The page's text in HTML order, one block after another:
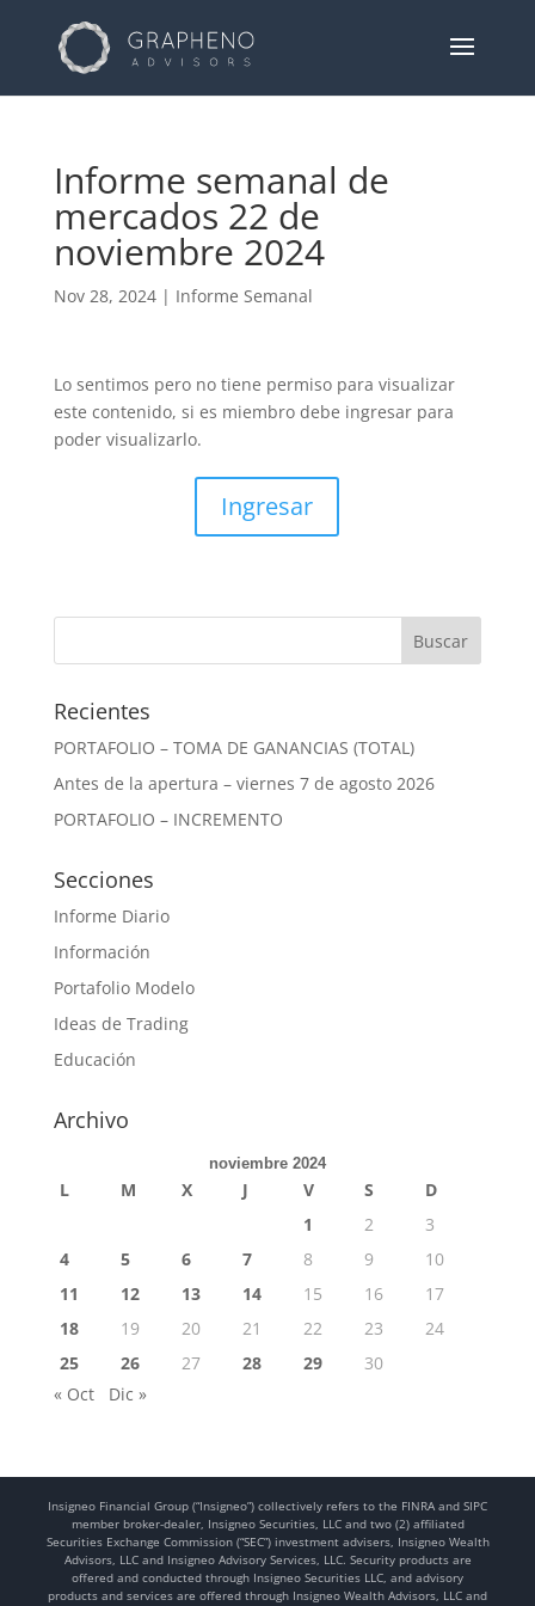
Informe semanal de
mercados 22 de
noviembre 2024
Nov 28, 2024| Informe Semanal
Lo sentimos pero no tiene permiso para visualizar
este contenido, si es miembro debe ingresar para
poder visualizarlo.
Ingresar
Recientes
PORTAFOLIO – TOMA DE GANANCIAS (TOTAL)
Antes de la apertura – viernes 7 de agosto 2026
PORTAFOLIO – INCREMENTO
Secciones
Informe Diario
Información
Portafolio Modelo
Ideas de Trading
Educación
Archivo
noviembre 2024
L M X J V S
D
1
2
3
4
5 6 7 8 9
10
11
12 13 14 15 16
17
18
19 20 21 22 23
24
25
26 27 28 29
30
« Oct
Dic »
Insigneo Financial Group (“Insigneo”) collectively refers to the FINRA and SIPC
member broker-dealer, Insigneo Securities, LLC and two (2) affiliated
Securities Exchange Commission (“SEC”) investment advisers, Insigneo Wealth
Advisors, LLC and Insigneo Advisory Services, LLC. Security products are
offered and conducted through Insigneo Securities LLC, and advisory
products and services are offered through Insigneo Wealth Advisors, LLC and